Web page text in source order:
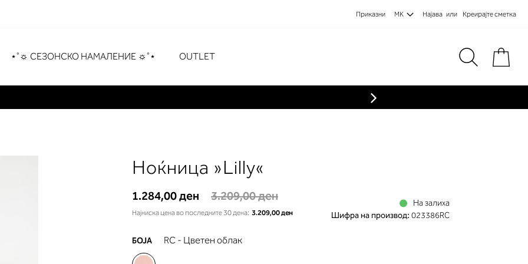
Приказни MK Најава Креирајте сметка
⋆˚☼ СЕЗОНСКО НАМАЛЕНИЕ ☼˚⋆ OUTLET
Ноќница »Lilly«
1.284,00 ден 3.209,00 ден
Најниска цена во последните 30 дена: 3.209,00 ден
На залиха
Шифра на производ: 023386RC
БОЈА RC - Цветен облак